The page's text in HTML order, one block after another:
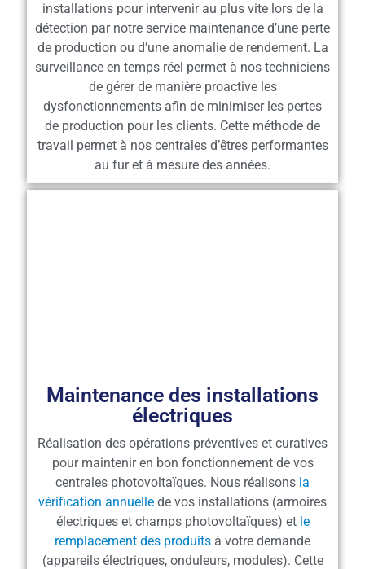
installations pour intervenir au plus vite lors de la
détection par notre service maintenance d’une perte
de production ou d’une anomalie de rendement. La
surveillance en temps réel permet à nos techniciens
de gérer de manière proactive les
dysfonctionnements afin de minimiser les pertes
de production pour les clients. Cette méthode de
travail permet à nos centrales d’êtres performantes
au fur et à mesure des années.
Maintenance des installations
électriques
Réalisation des opérations préventives et curatives
pour maintenir en bon fonctionnement de vos
centrales photovoltaïques. Nous réalisons la
vérification annuelle de vos installations (armoires
électriques et champs photovoltaïques) et le
remplacement des produits à votre demande
(appareils électriques, onduleurs, modules). Cette